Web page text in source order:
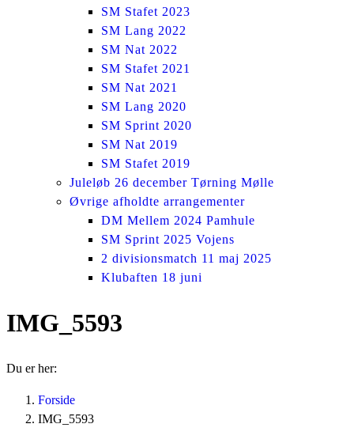
SM Stafet 2023
SM Lang 2022
SM Nat 2022
SM Stafet 2021
SM Nat 2021
SM Lang 2020
SM Sprint 2020
SM Nat 2019
SM Stafet 2019
Juleløb 26 december Tørning Mølle
Øvrige afholdte arrangementer
DM Mellem 2024 Pamhule
SM Sprint 2025 Vojens
2 divisionsmatch 11 maj 2025
Klubaften 18 juni
IMG_5593
Du er her:
Forside
IMG_5593